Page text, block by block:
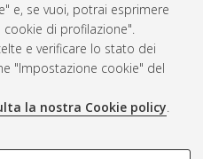
e, se vuoi, potrai esprimere
cookie di profilazione".
e verificare lo stato dei
"Impostazione cookie" del
la nostra Cookie policy.